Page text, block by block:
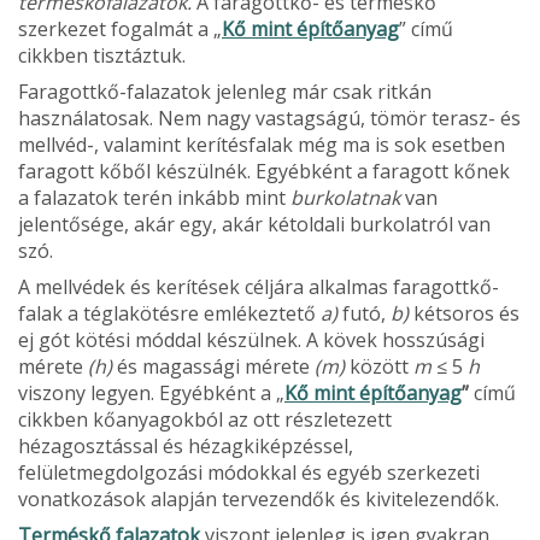
szerkezet fogalmát a „Kő mint építőanyag” című
cikkben tisztáztuk.
Faragottkő-falazatok jelenleg már csak ritkán
használatosak. Nem nagy vastagságú, tömör te­rasz- és
mellvéd-, valamint kerítésfalak még ma is sok esetben
faragott kőből készülnék. Egyébként a faragott kőnek
a falazatok terén inkább mint burkolatnakvan
jelentősége, akár egy, akár két­oldali burkolatról van
szó.
A mellvédek és kerítések céljára alkalmas faragottkő-
falak a téglakötésre emlékeztető a)futó, b)kétsoros és
ej gót kötési móddal készülnek. A kövek hosszúsági
mérete (h)és magassági mérete (m)között m ≤ 5 h
viszony legyen. Egyéb­ként a „Kő mint építőanyag”című
cikkben kőanyagokból az ott részletezett
hézagosztással és hézagkiképzéssel,
felületmegdolgozási módokkal és egyéb szerkezeti
vonatkozások alapján tervezendők és kivitelezendők.